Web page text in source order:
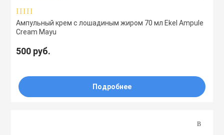
Ампульный крем с лошадиным жиром 70 мл Ekel Ampule
Cream Mayu
500 руб.
Подробнее